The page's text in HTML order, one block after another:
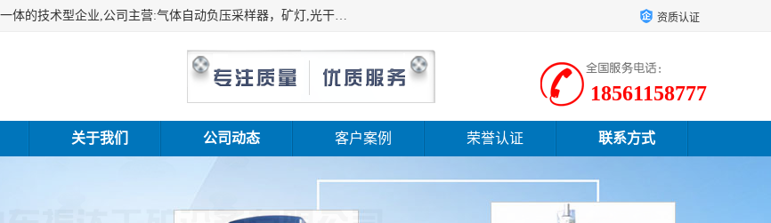
山东振达工矿设备有限公司是集科研开发、生产加工、电子商务为一体的技术型企业,公司主营:气体自动负压采样器，矿灯,光干涉甲烷测定器及其校验仪,甲烷报警仪及其校验装置,甲烷传感器校验装置,粉尘校验装置,煤尘爆炸校验装置,高压水表,三点测径规,圆型规,钢规磨耗仪,第四种检查器,内距尺,轮径尺,样板等铁路配件仪表,矿用设备等产品. 资质认证
18561158777
关于我们 公司动态 客户案例 荣誉认证 联系方式